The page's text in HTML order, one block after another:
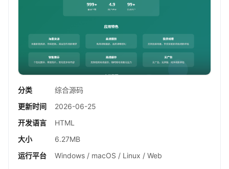
分类
综合源码
更新时间
2026-06-25
开发语言
HTML
大小
6.27MB
运行平台
Windows / macOS / Linux / Web